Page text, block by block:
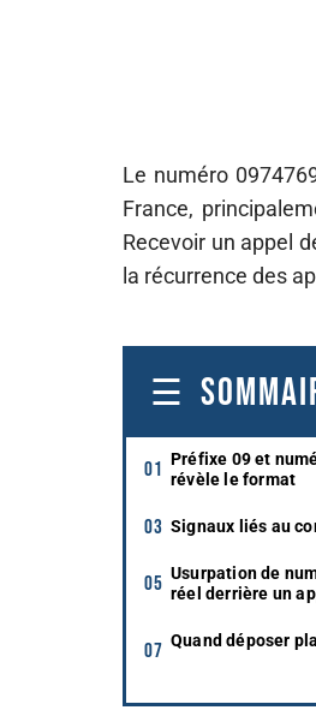
Le numéro
France,
Recevoir un appel
la récurrence des
Préfixe 09 et
révèle le format
Signaux liés au
Usurpation de
réel derrière un
Quand déposer